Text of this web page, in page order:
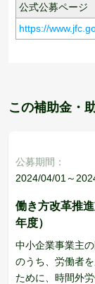
公式公募ページ
https://
この補助金・
公募期間：
2024/04/01～
働き方改革推
年度）
中小企業事業主
のうち、労働者
ために、時間外